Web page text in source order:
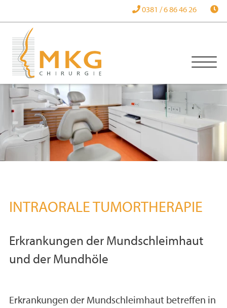
0381 / 6 86 46 26
INTRAORALE TUMORTHERAPIE
Erkrankungen der Mundschleimhaut
und der Mundhöle
Erkrankungen der Mundschleimhaut betreffen in